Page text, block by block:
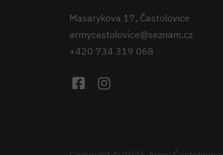
Masarykova 17, Častolovice
armycastolovice@seznam.cz
+420 734 319 068